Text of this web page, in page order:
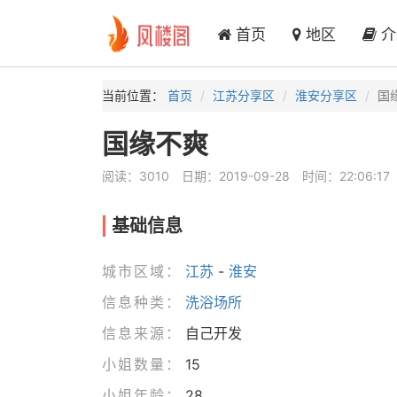
首页 地区 介
当前位置： 首页 江苏分享区 淮安分享区 国
国缘不爽
阅读：3010 日期：2019-09-28 时间：22:06:17
基础信息
城市区域： 江苏 - 淮安
信息种类：
洗浴场所
信息来源：
自己开发
小姐数量：
15